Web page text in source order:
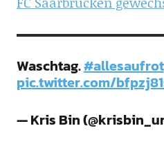
Waschtag.#allesaufrot
pic.twitter.com/
— Kris Bin